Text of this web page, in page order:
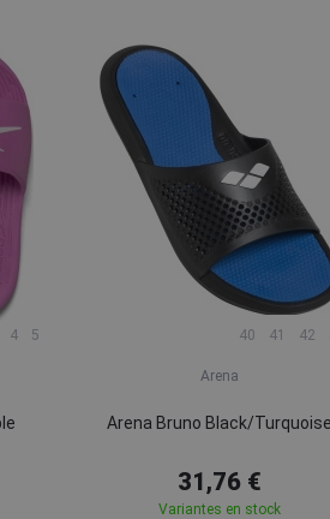
4 5 40 41 42
Arena
Arena Bruno Black/Turquoise
31,76 €
Variantes en stock